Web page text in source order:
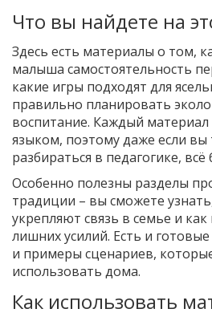
Что вы найдете на
Здесь есть материалы о том,
малыша самостоятельность
какие игры подходят для
правильно планировать
воспитание. Каждый
языком, поэтому даже если вы
разбираться в педагогике, всё
Особенно полезны разделы
традиции – вы сможете
укрепляют связь в семье и
лишних усилий. Есть и
и примеры сценариев,
использовать дома.
Как использовать